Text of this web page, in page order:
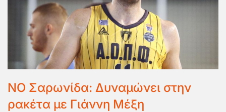
ΝΟ Σαρωνίδα: Δυναμώνει στην
ρακέτα με Γιάννη Μέξη